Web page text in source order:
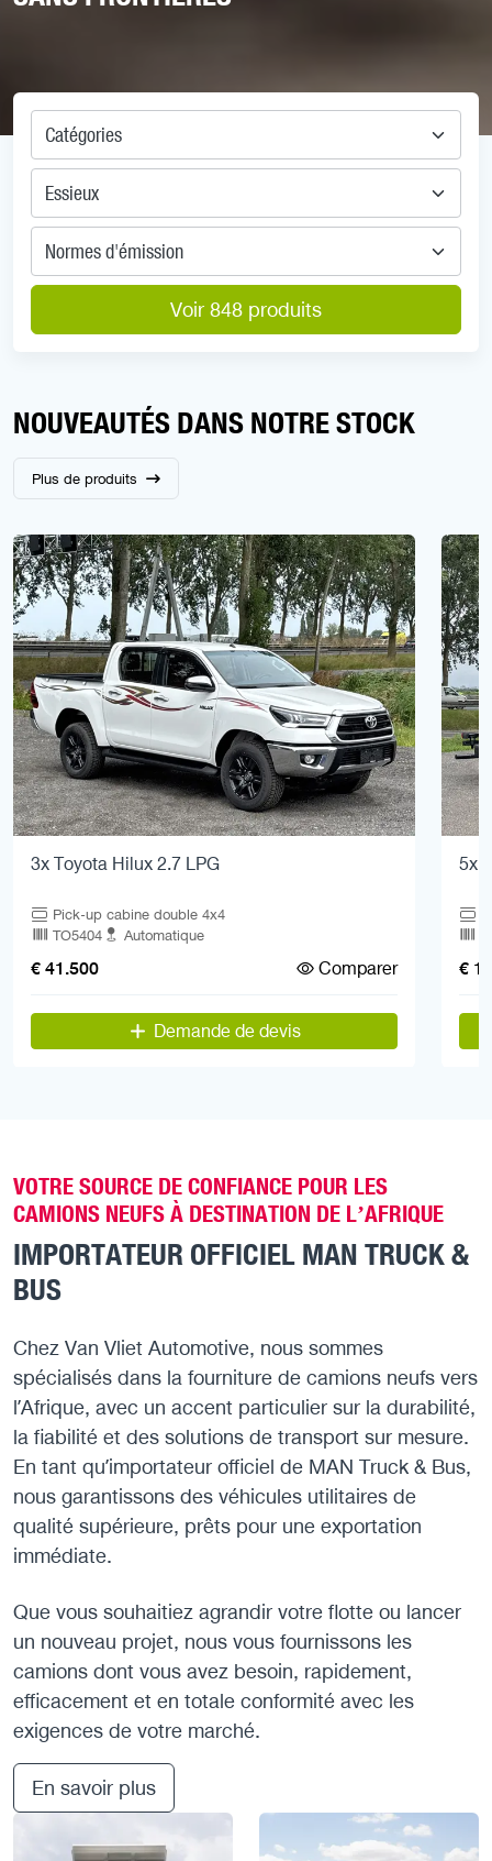
Catégories
Essieux
Normes d'émission
Voir 848 produits
NOUVEAUTÉS DANS NOTRE STOCK
Plus de produits
3x Toyota Hilux 2.7 LPG
Pick-up cabine double 4x4
TO5404
Automatique
€ 41.500 Comparer
Demande de devis
5x
€
VOTRE SOURCE DE CONFIANCE POUR LES
CAMIONS NEUFS À DESTINATION DE L’AFRIQUE
IMPORTATEUR OFFICIEL MAN TRUCK &
BUS
Chez Van Vliet Automotive, nous sommes
spécialisés dans la fourniture de camions neufs vers
l’Afrique, avec un accent particulier sur la durabilité,
la fiabilité et des solutions de transport sur mesure.
En tant qu’importateur officiel de MAN Truck & Bus,
nous garantissons des véhicules utilitaires de
qualité supérieure, prêts pour une exportation
immédiate.
Que vous souhaitiez agrandir votre flotte ou lancer
un nouveau projet, nous vous fournissons les
camions dont vous avez besoin, rapidement,
efficacement et en totale conformité avec les
exigences de votre marché.
En savoir plus